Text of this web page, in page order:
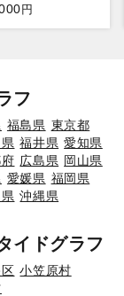
円
フ
福島県 東京都
福井県 愛知県
広島県 岡山県
愛媛県 福岡県
沖縄県
イドグラフ
小笠原村